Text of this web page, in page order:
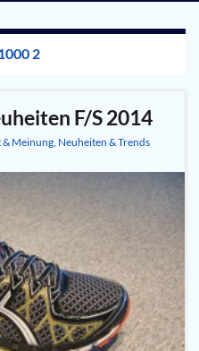
2
F/S 2014
& Meinung Neuheiten & Trends